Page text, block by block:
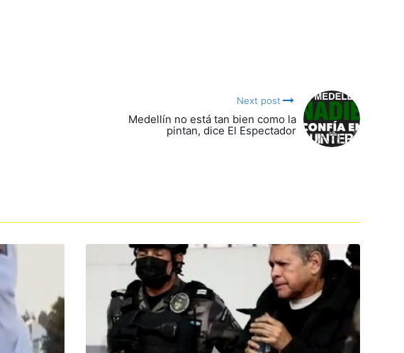
Next post
Medellín no está tan bien como la
pintan, dice El Espectador